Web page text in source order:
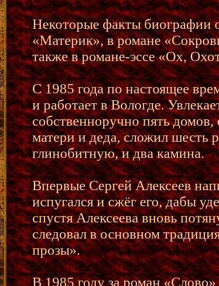
Некоторые факты биографии
«Материк», в романе
также в романе-эссе «Ох,
С 1985 года по настоящее
и работает в Вологде.
собственноручно пять
матери и деда, сложил шесть
глинобитную, и два камина.
Впервые Сергей Алексеев
испугался и сжёг его, дабы
спустя Алексеева вновь
следовал в основном
прозы».
В 1985 году за роман